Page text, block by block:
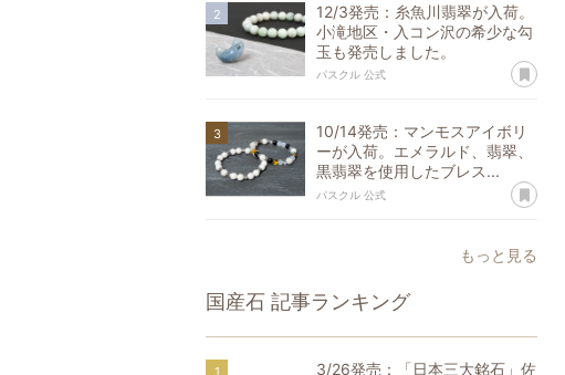
12/3発売：糸魚川翡翠が入荷。
小滝地区・入コン沢の希少な勾
玉も発売しました。
パスクル 公式 あ
10/14発売：マンモスアイボリ
ーが入荷。エメラルド、翡翠、
黒翡翠を使用したブレス...
パスクル 公式 あ
もっと見る
国産石 記事ランキング
3/26発売：「日本三大銘石」佐